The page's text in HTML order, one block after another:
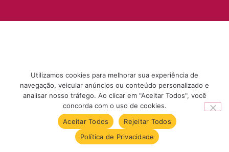
Utilizamos cookies para melhorar sua experiência de
navegação, veicular anúncios ou conteúdo personalizado e
analisar nosso tráfego. Ao clicar em "Aceitar Todos", você
concorda com o uso de cookies.
Aceitar Todos
Rejeitar Todos
Política de Privacidade